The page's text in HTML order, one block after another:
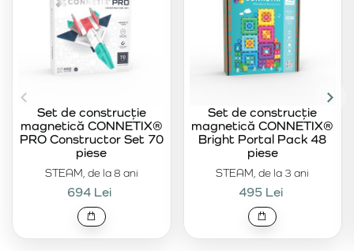
STEAM, de la 8 ani
Set de construcție
magnetică CONNETIX®
PRO Constructor Set 70
piese
694 Lei
STEAM, de la 3 ani
Set de construcție
magnetică CONNETIX®
Bright Portal Pack 48
piese
495 Lei